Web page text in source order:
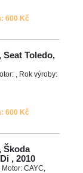
600 Kč
Toledo,
, Rok výroby:
600 Kč
Škoda
, 2010
CAYC,